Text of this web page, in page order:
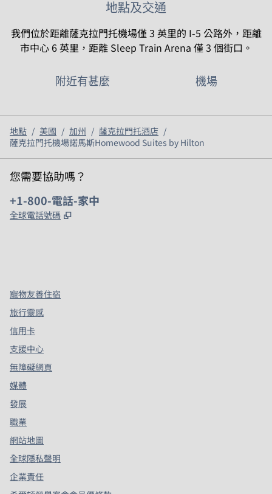
地點及交通
我們位於距離薩克拉門托機場僅 3 英里的 I-5 公路外，距離
市中心 6 英里，距離 Sleep Train Arena 僅 3 個街口。
附近有甚麼 機場
地點 / 美國 / 加州 / 薩克拉門托酒店 /
薩克拉門托機場諾馬斯Homewood Suites by Hilton
您需要協助嗎？
電話：
+1-800-電話-家中
全球電話號碼 ,
寵物友善住宿
旅行靈感
信用卡
支援中心
無障礙網頁
媒體
發展
職業
網站地圖
全球隱私聲明
企業責任